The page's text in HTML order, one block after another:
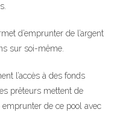
d’emprunter de l’argent
sur soi-même.
l’accès à des fonds
prêteurs mettent de
emprunter de ce pool avec